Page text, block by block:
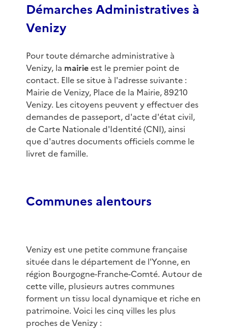
Démarches Administratives à
Venizy
Pour toute démarche administrative à
Venizy, la mairieest le premier point de
contact. Elle se situe à l'adresse suivante :
Mairie de Venizy, Place de la Mairie, 89210
Venizy. Les citoyens peuvent y effectuer des
demandes de passeport, d'acte d'état civil,
de Carte Nationale d'Identité (CNI), ainsi
que d'autres documents officiels comme le
livret de famille.
Communes alentours
Venizy est une petite commune française
située dans le département de l'Yonne, en
région Bourgogne-Franche-Comté. Autour de
cette ville, plusieurs autres communes
forment un tissu local dynamique et riche en
patrimoine. Voici les cinq villes les plus
proches de Venizy :